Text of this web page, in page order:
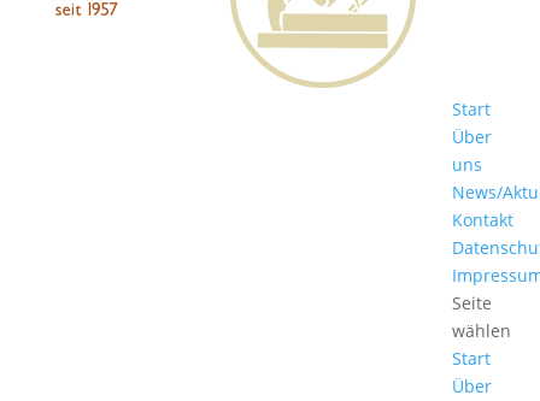
Start
Über
uns
News/
Kontakt
Seite
wählen
Start
Über